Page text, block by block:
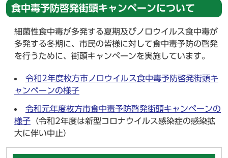
食中毒予防啓発街頭キャンペーンについて
細菌性食中毒が多発する夏期及びノロウイルス食中毒が
多発する冬期に、市民の皆様に対して食中毒予防の啓発
を行うために、街頭キャンペーンを実施しています。
令和2年度枚方市ノロウイルス食中毒予防啓発街頭キ
ャンペーンの様子
令和元年度枚方市食中毒予防啓発街頭キャンペーンの
様子 （令和2年度は新型コロナウイルス感染症の感染拡
大に伴い中止）